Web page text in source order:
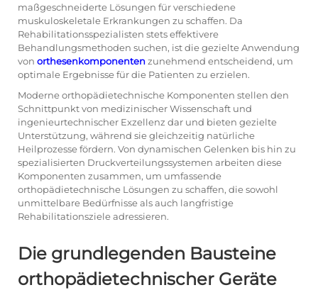
maßgeschneiderte Lösungen für verschiedene
muskuloskeletale Erkrankungen zu schaffen. Da
Rehabilitationsspezialisten stets effektivere
Behandlungsmethoden suchen, ist die gezielte Anwendung
von orthesenkomponentenzunehmend entscheidend, um
optimale Ergebnisse für die Patienten zu erzielen.
Moderne orthopädietechnische Komponenten stellen den
Schnittpunkt von medizinischer Wissenschaft und
ingenieurtechnischer Exzellenz dar und bieten gezielte
Unterstützung, während sie gleichzeitig natürliche
Heilprozesse fördern. Von dynamischen Gelenken bis hin zu
spezialisierten Druckverteilungssystemen arbeiten diese
Komponenten zusammen, um umfassende
orthopädietechnische Lösungen zu schaffen, die sowohl
unmittelbare Bedürfnisse als auch langfristige
Rehabilitationsziele adressieren.
Die grundlegenden Bausteine
orthopädietechnischer Geräte